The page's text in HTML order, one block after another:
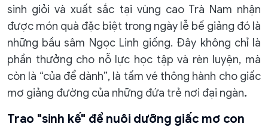
sinh giỏi và xuất sắc tại vùng cao Trà Nam nhận
được món quà đặc biệt trong ngày lễ bế giảng đó là
những bầu sâm Ngọc Linh giống. Đây không chỉ là
phần thưởng cho nỗ lực học tập và rèn luyện, mà
còn là “của để dành”, là tấm vé thông hành cho giấc
mơ giảng đường của những đứa trẻ nơi đại ngàn.
Trao "sinh kế" để nuôi dưỡng giấc mơ con